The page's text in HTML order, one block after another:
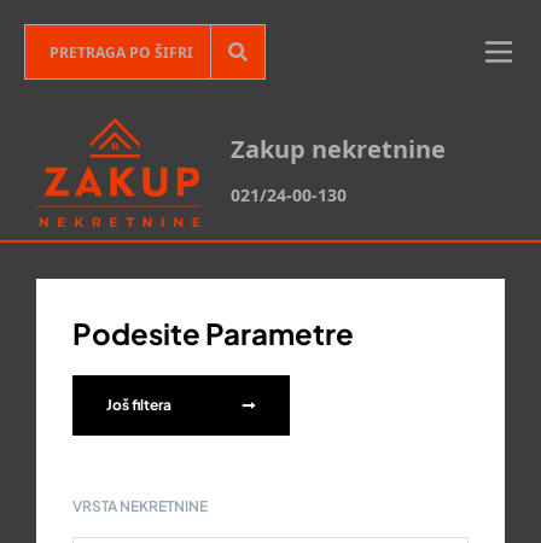
Zakup nekretnine
021/24-00-130
Podesite Parametre
Još filtera
VRSTA NEKRETNINE